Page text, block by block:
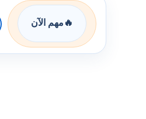
🔥 مهم الآن